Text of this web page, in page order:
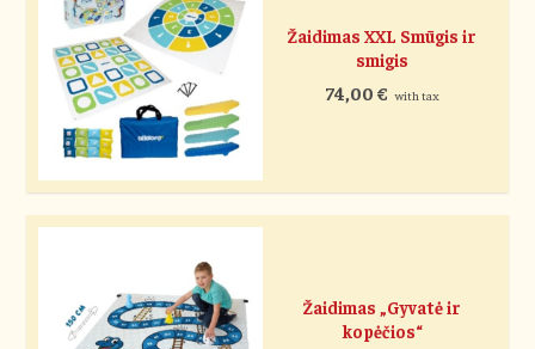
Žaidimas XXL Smūgis ir
smigis
74,00€ with tax
Žaidimas „Gyvatė ir
kopėčios“